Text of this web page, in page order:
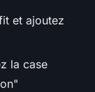
et ajoutez
la case